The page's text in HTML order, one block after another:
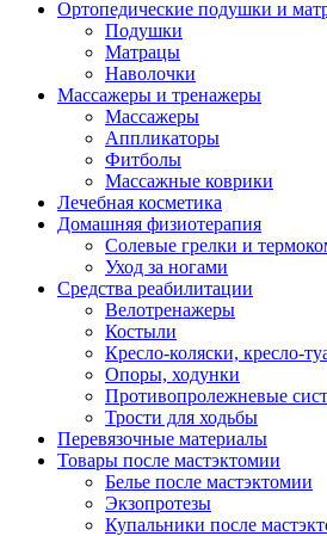
Ортопедические подушки и
Подушки
Матрацы
Наволочки
Массажеры и тренажеры
Массажеры
Аппликаторы
Фитболы
Массажные коврики
Лечебная косметика
Домашняя физиотерапия
Солевые грелки и
Уход за ногами
Средства реабилитации
Велотренажеры
Костыли
Кресло-коляски, кресло-
Опоры, ходунки
Противопролежневые
Трости для ходьбы
Перевязочные материалы
Товары после мастэктомии
Белье после мастэктомии
Экзопротезы
Купальники после